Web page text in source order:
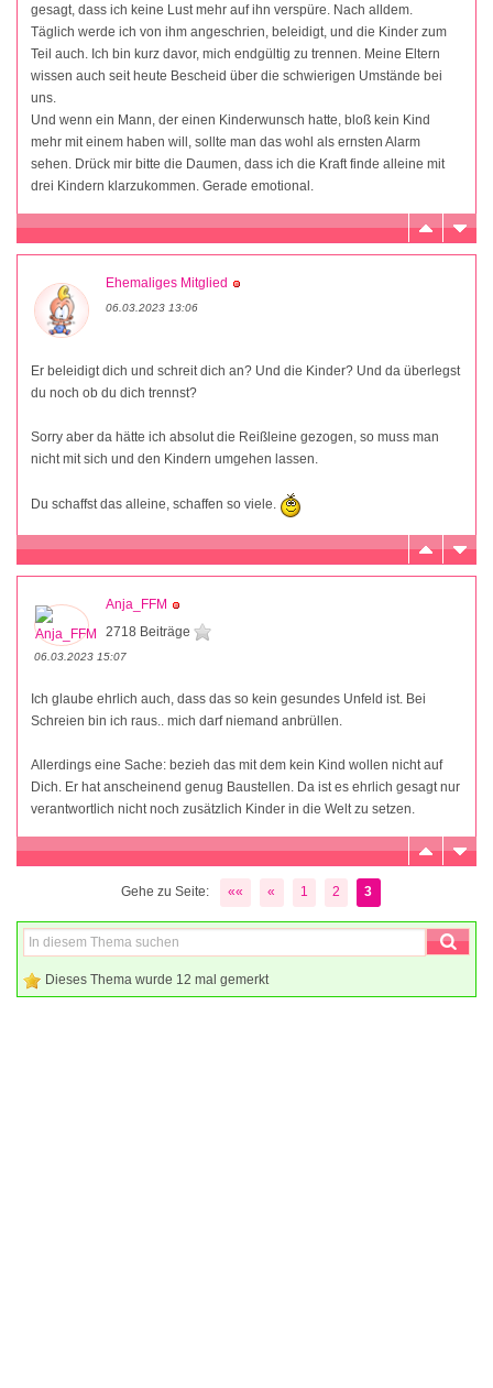
gesagt, dass ich keine Lust mehr auf ihn verspüre. Nach alldem.
Täglich werde ich von ihm angeschrien, beleidigt, und die Kinder zum
Teil auch. Ich bin kurz davor, mich endgültig zu trennen. Meine Eltern
wissen auch seit heute Bescheid über die schwierigen Umstände bei
uns.
Und wenn ein Mann, der einen Kinderwunsch hatte, bloß kein Kind
mehr mit einem haben will, sollte man das wohl als ernsten Alarm
sehen. Drück mir bitte die Daumen, dass ich die Kraft finde alleine mit
drei Kindern klarzukommen. Gerade emotional.
Ehemaliges Mitglied
06.03.2023 13:06
Er beleidigt dich und schreit dich an? Und die Kinder? Und da überlegst
du noch ob du dich trennst?
Sorry aber da hätte ich absolut die Reißleine gezogen, so muss man
nicht mit sich und den Kindern umgehen lassen.
Du schaffst das alleine, schaffen so viele.
Anja_FFM
2718 Beiträge
06.03.2023 15:07
Ich glaube ehrlich auch, dass das so kein gesundes Unfeld ist. Bei
Schreien bin ich raus.. mich darf niemand anbrüllen.
Allerdings eine Sache: bezieh das mit dem kein Kind wollen nicht auf
Dich. Er hat anscheinend genug Baustellen. Da ist es ehrlich gesagt nur
verantwortlich nicht noch zusätzlich Kinder in die Welt zu setzen.
Gehe zu Seite: «« « 1 2 3
Dieses Thema wurde 12 mal gemerkt